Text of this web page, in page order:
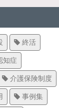
終活
知症
介護保険制度
事例集